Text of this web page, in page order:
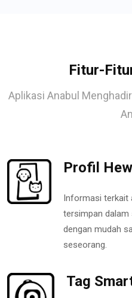
Fitur-
Aplikasi Anabul
Profil
Informasi terkait
tersimpan dalam
dengan mudah
seseorang.
Tag